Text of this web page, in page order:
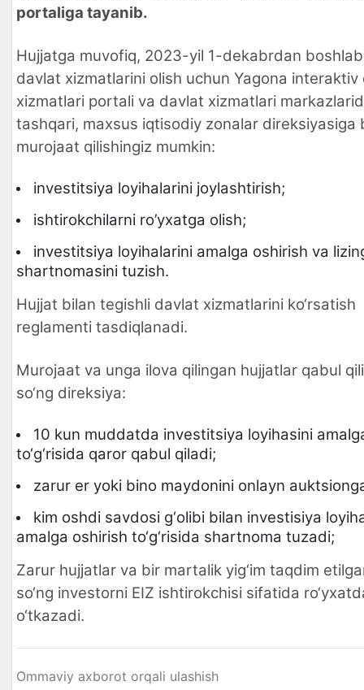
portaliga tayanib.
Hujjatga muvofiq, 2023-yil 1-dekabrdan
davlat xizmatlarini olish uchun Yagona interaktiv
xizmatlari portali va davlat xizmatlari
tashqari, maxsus iqtisodiy zonalar direksiyasiga
murojaat qilishingiz mumkin:
investitsiya loyihalarini joylashtirish;
ishtirokchilarni ro’yxatga olish;
investitsiya loyihalarini amalga oshirish va
shartnomasini tuzish.
Hujjat bilan tegishli davlat xizmatlarini ko‘rsatish
reglamenti tasdiqlanadi.
Murojaat va unga ilova qilingan hujjatlar qabul
so‘ng direksiya:
10 kun muddatda investitsiya loyihasini
to‘g‘risida qaror qabul qiladi;
zarur er yoki bino maydonini onlayn
kim oshdi savdosi g‘olibi bilan investisiya
amalga oshirish to‘g‘risida shartnoma tuzadi;
Zarur hujjatlar va bir martalik yig‘im taqdim
so‘ng investorni EIZ ishtirokchisi sifatida
o‘tkazadi.
Ommaviy axborot orqali ulashish